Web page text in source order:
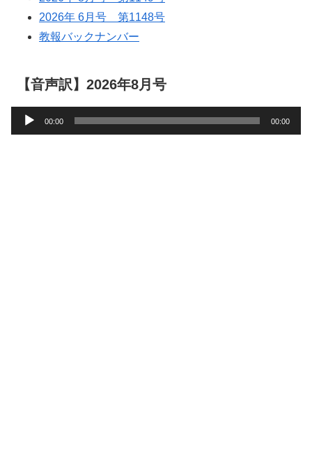
2026年 6月号 第1148号
教報バックナンバー
【音声訳】2026年8月号
声
00:00 00:00